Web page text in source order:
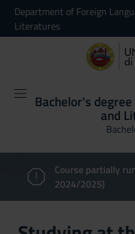
Department of Foreign
Literatures
Bachelor's
and
Course partially
2024/2025)